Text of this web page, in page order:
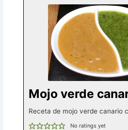
Mojo verde
Receta de mojo verde canario
No ratings yet